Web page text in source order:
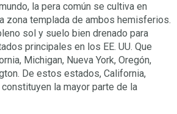
la pera común se cultiva en
zona templada de ambos hemisferios.
sol y suelo bien drenado para
principales en los EE. UU. Que
Michigan, Nueva York, Oregón,
De estos estados, California,
la mayor parte de la